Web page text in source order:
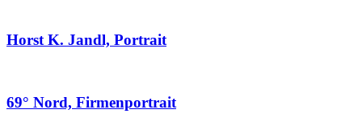
Horst K. Jandl, Portrait
69° Nord, Firmenportrait